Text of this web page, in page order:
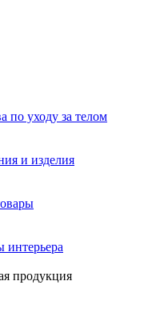
по уходу за телом
и изделия
продукция